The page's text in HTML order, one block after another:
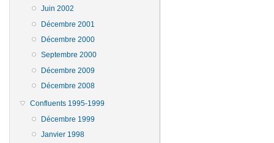
Juin 2002
Décembre 2001
Décembre 2000
Septembre 2000
Décembre 2009
Décembre 2008
Confluents 1995-1999
Décembre 1999
Janvier 1998